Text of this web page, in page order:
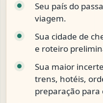
Seu país do
viagem.
Sua cidade de
e roteiro
Sua maior
trens, hotéis,
preparação